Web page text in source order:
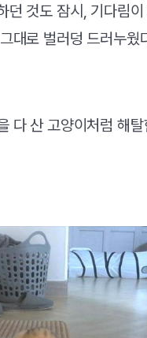
던 것도 잠시, 기다림
대로 벌러덩 드러누웠
다 산 고양이처럼 해탈